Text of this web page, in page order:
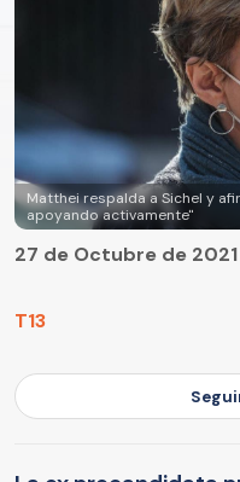
Matthei respalda a Sichel y
apoyando activamente"
T13
27 de Octubre de